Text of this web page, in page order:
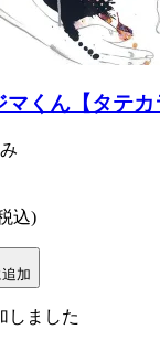
マくん【タテ
込)
加
しました